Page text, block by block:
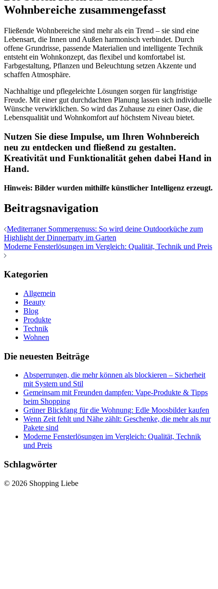
Wohnbereiche zusammengefasst
Fließende Wohnbereiche sind mehr als ein Trend – sie sind eine
Lebensart, die Innen und Außen harmonisch verbindet. Durch
offene Grundrisse, passende Materialien und intelligente Technik
entsteht ein Wohnkonzept, das flexibel und komfortabel ist.
Farbgestaltung, Pflanzen und Beleuchtung setzen Akzente und
schaffen Atmosphäre.
Nachhaltige und pflegeleichte Lösungen sorgen für langfristige
Freude. Mit einer gut durchdachten Planung lassen sich individuelle
Wünsche verwirklichen. So wird das Zuhause zu einer Oase, die
Lebensqualität und Wohnkomfort auf höchstem Niveau bietet.
Nutzen Sie diese Impulse, um Ihren Wohnbereich
neu zu entdecken und fließend zu gestalten.
Kreativität und Funktionalität gehen dabei Hand in
Hand.
Hinweis: Bilder wurden mithilfe künstlicher Intelligenz erzeugt.
Beitragsnavigation
Mediterraner Sommergenuss: So wird deine Outdoorküche zum
Highlight der Dinnerparty im Garten
Moderne Fensterlösungen im Vergleich: Qualität, Technik und Preis
Kategorien
Allgemein
Beauty
Blog
Produkte
Technik
Wohnen
Die neuesten Beiträge
Absperrungen, die mehr können als blockieren – Sicherheit
mit System und Stil
Gemeinsam mit Freunden dampfen: Vape-Produkte & Tipps
beim Shopping
Grüner Blickfang für die Wohnung: Edle Moosbilder kaufen
Wenn Zeit fehlt und Nähe zählt: Geschenke, die mehr als nur
Pakete sind
Moderne Fensterlösungen im Vergleich: Qualität, Technik
und Preis
Schlagwörter
© 2026 Shopping Liebe